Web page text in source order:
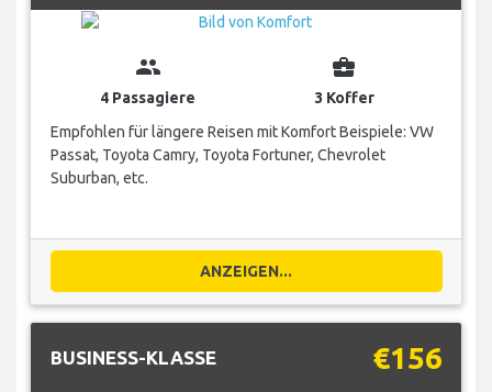
group
4 Passagiere
business_center
3 Koffer
Empfohlen für längere Reisen mit Komfort Beispiele: VW
Passat, Toyota Camry, Toyota Fortuner, Chevrolet
Suburban, etc.
ANZEIGEN...
BUSINESS-KLASSE €156